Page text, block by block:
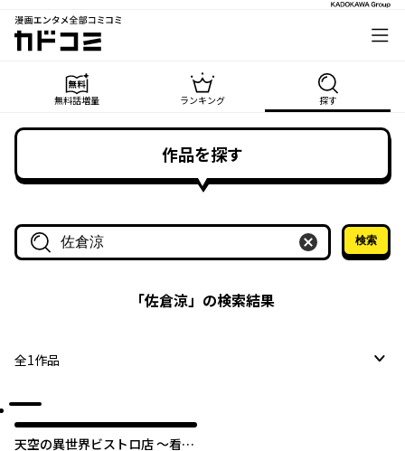
漫画エンタメ全部コミコミ
カドコミ
無料話増量 ランキング 探す
作品を探す
作品名・作家名で探す
検索
「佐倉涼」の検索結果
全1作品
天空の異世界ビストロ店 ～看板